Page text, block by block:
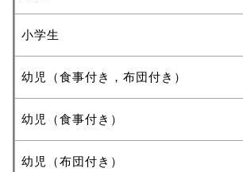
小学生
幼児（食事付き，布団付き）
幼児（食事付き）
幼児（布団付き）